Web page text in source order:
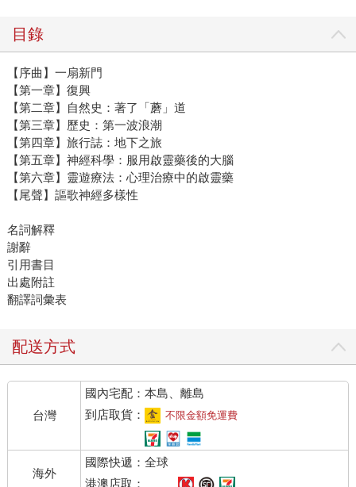
目錄
【序曲】一扇新門
【第一章】復興
【第二章】自然史：著了「蘑」道
【第三章】歷史：第一波浪潮
【第四章】旅行誌：地下之旅
【第五章】神經科學：服用啟靈藥後的大腦
【第六章】靈遊療法：心理治療中的啟靈藥
【尾聲】謳歌神經多樣性
名詞解釋
謝辭
引用書目
出處附註
翻譯詞彙表
配送方式
台灣
國內宅配：本島、離島
到店取貨：
不限金額免運費
海外
國際快遞：全球
港澳店取：